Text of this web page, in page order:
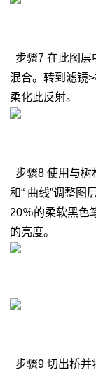
步骤7 在此图层
混合。转到滤镜
柔化此反射。
步骤8 使用与树
和“ 曲线”调整图
20％的柔软黑色
的亮度。
步骤9 切出桥并